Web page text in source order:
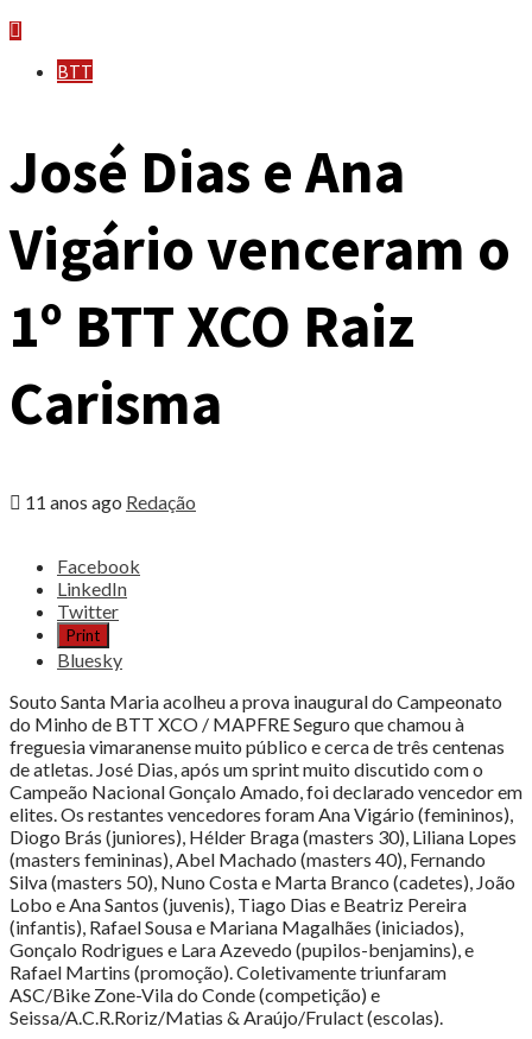
BTT
José Dias e Ana
Vigário venceram o
1º BTT XCO Raiz
Carisma
11 anos ago Redação
Share
post
"José
Dias
Ana
Vigário
venceram
o
1º
BTT
XCO
Raiz
Carisma"
Facebook
LinkedIn
Twitter
Print
Bluesky
Souto Santa Maria acolheu a prova inaugural do Campeonato
do Minho de BTT XCO / MAPFRE Seguro que chamou à
freguesia vimaranense muito público e cerca de três centenas
de atletas. José Dias, após um sprint muito discutido com o
Campeão Nacional Gonçalo Amado, foi declarado vencedor em
elites. Os restantes vencedores foram Ana Vigário (femininos),
Diogo Brás (juniores), Hélder Braga (masters 30), Liliana Lopes
(masters femininas), Abel Machado (masters 40), Fernando
Silva (masters 50), Nuno Costa e Marta Branco (cadetes), João
Lobo e Ana Santos (juvenis), Tiago Dias e Beatriz Pereira
(infantis), Rafael Sousa e Mariana Magalhães (iniciados),
Gonçalo Rodrigues e Lara Azevedo (pupilos-benjamins), e
Rafael Martins (promoção). Coletivamente triunfaram
ASC/Bike Zone-Vila do Conde (competição) e
Seissa/A.C.R.Roriz/Matias & Araújo/Frulact (escolas).